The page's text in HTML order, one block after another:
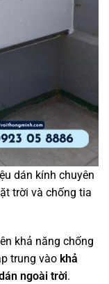
dán kính chuyên
trời và chống tia
khả năng chống
trung vào khả
ngoài trời.